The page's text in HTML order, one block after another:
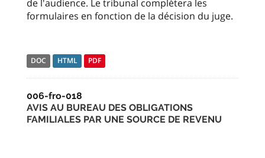
de l'audience. Le tribunal complètera les
formulaires en fonction de la décision du juge.
DOC HTML PDF
006-fro-018
AVIS AU BUREAU DES OBLIGATIONS
FAMILIALES PAR UNE SOURCE DE REVENU